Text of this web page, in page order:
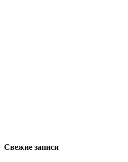
Свежие записи